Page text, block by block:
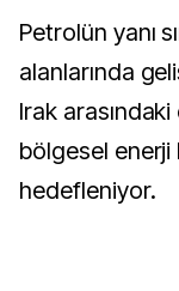
Petrolün yanı
alanlarında
Irak
bölgesel
hedefleniyor.